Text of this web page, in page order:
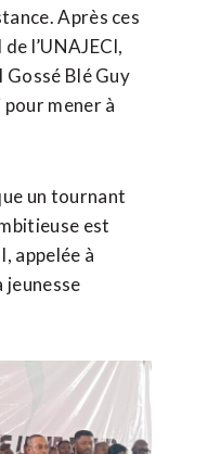
Après ces
l’UNAJECI,
Blé Guy
mener à
un tournant
est
appelée à
jeunesse